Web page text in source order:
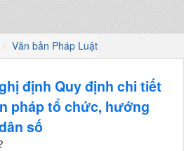
Văn bản Pháp Luật
định Quy định chi tiết
pháp tổ chức, hướng
số